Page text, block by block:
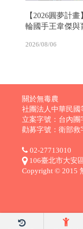
【2026圓夢計
輪國手王韋傑與
2026/08/06
關於無毒農
社團法人中華民國
立案字號：台內團
勸募字號：衛部救
02-27713010
106臺北市大安
Copyright © 2015